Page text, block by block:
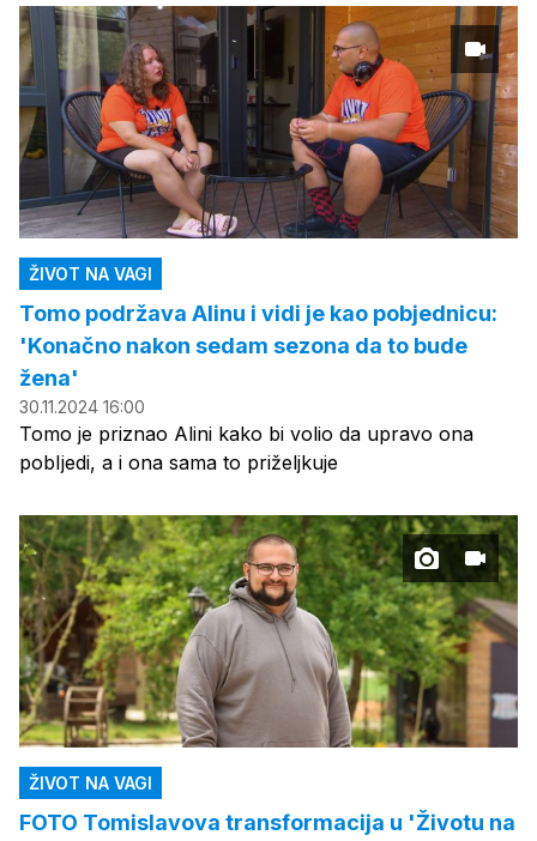
ŽIVOT NA VAGI
Tomo podržava Alinu i vidi je kao pobjednicu:
'Konačno nakon sedam sezona da to bude
žena'
30.11.2024 16:00
Tomo je priznao Alini kako bi volio da upravo ona
pobIjedi, a i ona sama to priželjkuje
ŽIVOT NA VAGI
FOTO Tomislavova transformacija u 'Životu na